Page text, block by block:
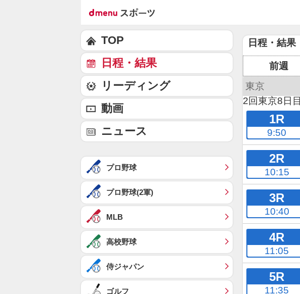
日程・結果
前週
東京
2回東京8日目
1R
9:50
2R
10:15
3R
10:40
4R
11:05
5R
11:35
TOP
日程・結果
リーディング
動画
ニュース
プロ野球
プロ野球(2軍)
MLB
高校野球
侍ジャパン
ゴルフ